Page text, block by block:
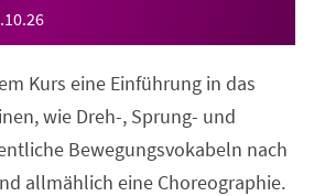
.10.26
Kurs eine Einführung in das
wie Dreh-, Sprung- und
Bewegungsvokabeln nach
allmählich eine Choreographie.